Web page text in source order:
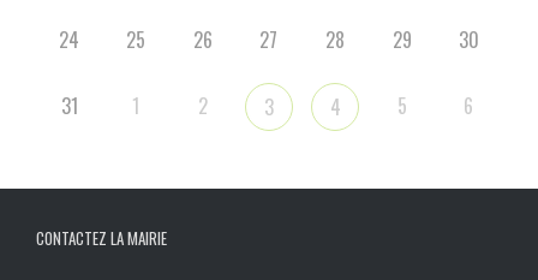
24 25 26 27 28 29 30
31 1 2 3 4 5 6
CONTACTEZ LA MAIRIE